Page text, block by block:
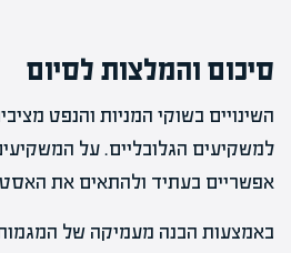
סיכום והמלצות לסיום
השינויים בשוקי המניות והנפט
למשקיעים הגלובליים. על
אפשריים בעתיד ולהתאים את
באמצעות הבנה מעמיקה של